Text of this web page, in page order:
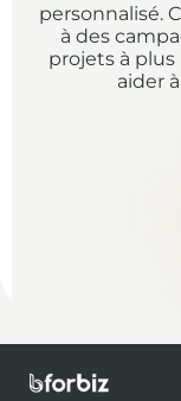
personnalisé.
à des
projets à
aider